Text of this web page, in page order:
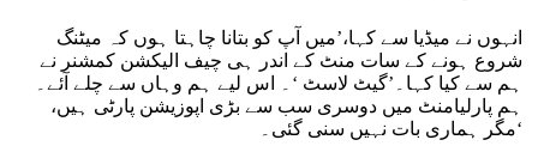
انہوں نے میڈیا سے کہا،’میں آپ کو بتانا چاہتا ہوں کہ میٹنگ
شروع ہونے کے سات منٹ کے اندر ہی چیف الیکشن کمشنر نے
ہم سے کیا کہا۔’گیٹ لاسٹ ‘۔ اس لیے ہم وہاں سے چلے آئے۔
ہم پارلیامنٹ میں دوسری سب سے بڑی اپوزیشن پارٹی ہیں،
مگر ہماری بات نہیں سنی گئی۔‘